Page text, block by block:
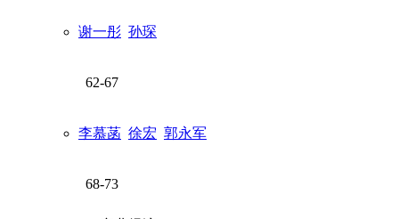
谢一彤 孙琛
62-67
李慕菡 徐宏 郭永军
68-73